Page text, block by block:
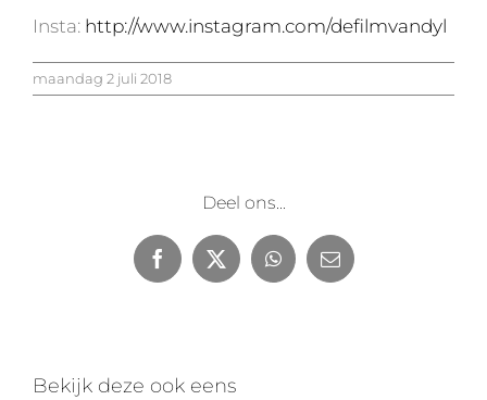
Insta: http://www.instagram.com/defilmvandyl
maandag 2 juli 2018
Deel ons...
Facebook
X WhatsApp
E-
mail
Bekijk deze ook eens